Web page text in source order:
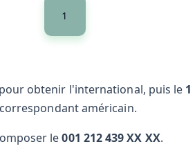
1
pour obtenir l'international, puis le 1
américain.
le001 212 439 XX XX.